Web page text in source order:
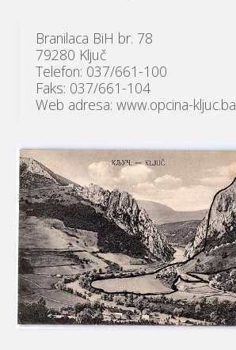
Branilaca BiH br. 78
79280 Ključ
Telefon: 037/661-100
Faks: 037/661-104
Web adresa: www.opcina-kljuc.ba